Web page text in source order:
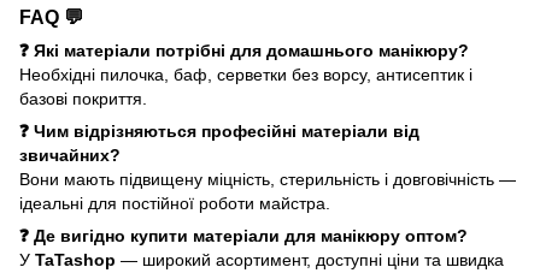
FAQ 💬
❓ Які матеріали потрібні для домашнього манікюру?
Необхідні пилочка, баф, серветки без ворсу, антисептик і
базові покриття.
❓ Чим відрізняються професійні матеріали від
звичайних?
Вони мають підвищену міцність, стерильність і довговічність —
ідеальні для постійної роботи майстра.
❓ Де вигідно купити матеріали для манікюру оптом?
У TaTashop — широкий асортимент, доступні ціни та швидка